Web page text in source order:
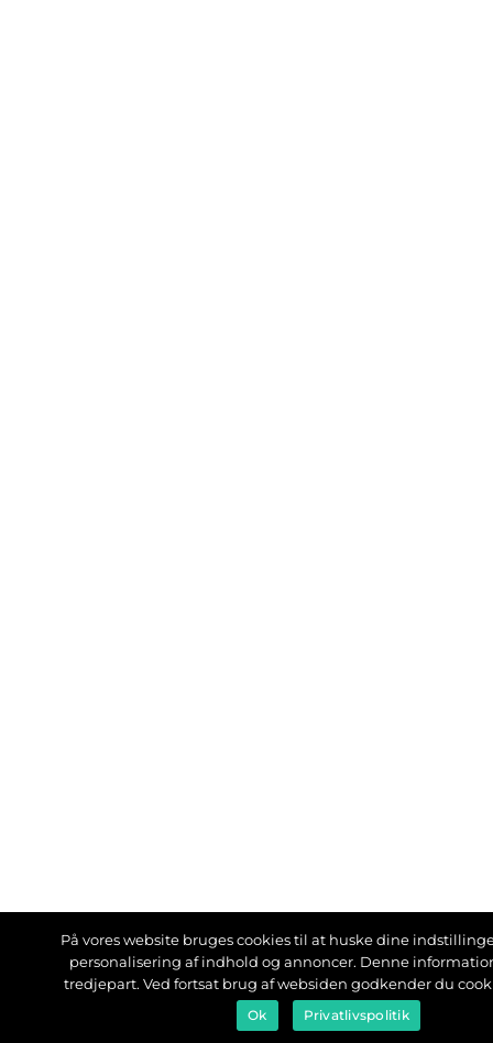
På vores website bruges cookies til at huske dine
personalisering af indhold og annoncer. Denne
tredjepart. Ved fortsat brug af websiden godkender du
Ok Privatlivspolitik